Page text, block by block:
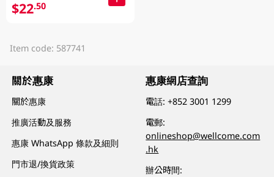
$22.50
Item code: 587741
關於惠康
關於惠康
推廣活動及服務
惠康 WhatsApp 條款及細則
門市退/換貨政策
惠康網店查詢
電話:+852 3001 1299
電郵:
onlineshop@wellcome.com
.hk
辦公時間: